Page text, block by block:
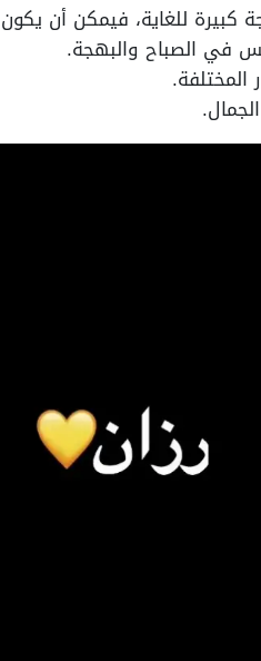
كبيرة للغاية، فيمكن أن
في الصباح والبهجة.